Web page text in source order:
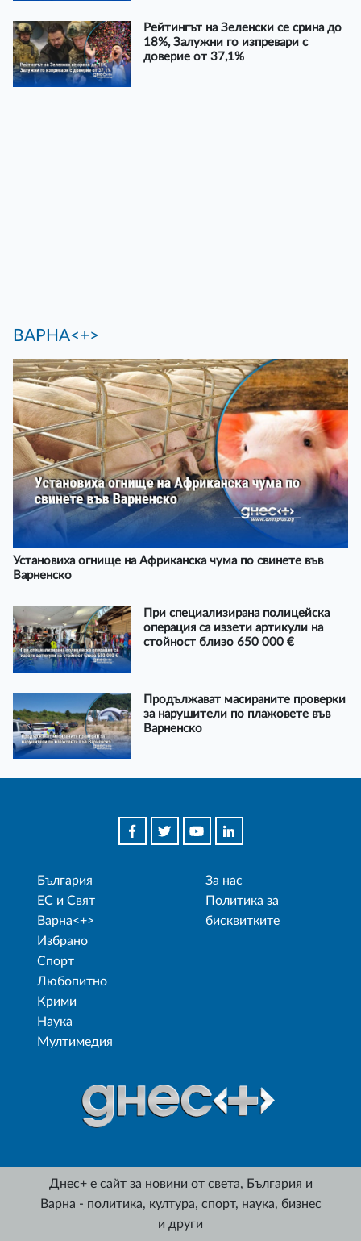
Рейтингът на Зеленски се срина до
18%, Залужни го изпревари с
доверие от 37,1%
ВАРНА<+>
Установиха огнище на Африканска чума по свинете във
Варненско
При специализирана полицейска
операция са иззети артикули на
стойност близо 650 000 €
Продължават масираните проверки
за нарушители по плажовете във
Варненско
България
ЕС и Свят
Варна<+>
Избрано
Спорт
Любопитно
Крими
Наука
Мултимедия
За нас
Политика за
бисквитките
Днес+ е сайт за новини от света, България и
Варна - политика, култура, спорт, наука, бизнес
и други